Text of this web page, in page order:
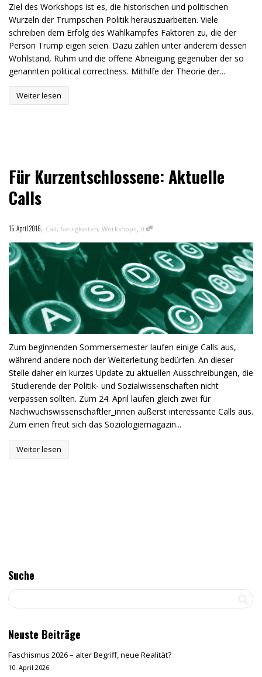
Ziel des Workshops ist es, die historischen und politischen
Wurzeln der Trumpschen Politik herauszuarbeiten. Viele
schreiben dem Erfolg des Wahlkampfes Faktoren zu, die der
Person Trump eigen seien. Dazu zählen unter anderem dessen
Wohlstand, Ruhm und die offene Abneigung gegenüber der so
genannten political correctness. Mithilfe der Theorie der...
Weiter lesen
Für Kurzentschlossene: Aktuelle
Calls
15. April 2016, Call, Neuigkeiten, Workshops, 0
Zum beginnenden Sommersemester laufen einige Calls aus,
während andere noch der Weiterleitung bedürfen. An dieser
Stelle daher ein kurzes Update zu aktuellen Ausschreibungen, die
Studierende der Politik- und Sozialwissenschaften nicht
verpassen sollten. Zum 24. April laufen gleich zwei für
Nachwuchswissenschaftler_innen äußerst interessante Calls aus.
Zum einen freut sich das Soziologiemagazin...
Weiter lesen
Suche
Neuste Beiträge
Faschismus 2026 – alter Begriff, neue Realität?
10. April 2026